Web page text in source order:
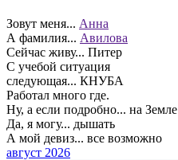
Зовут меня... Aннa
А фамилия... Aвилова
Сейчас живу... Питер
С учебой ситуация
следующая... КНУБА
Работал много где.
Ну, а если подробно... на Земле
Да, я могу... дышать
А мой девиз... все возможно
август 2026